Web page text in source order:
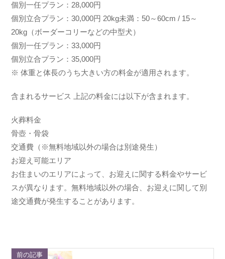
個別一任プラン：28,000円
個別立合プラン：30,000円 20kg未満：50～60cm / 15～
20kg（ボーダーコリーなどの中型犬）
個別一任プラン：33,000円
個別立合プラン：35,000円
※ 体重と体長のうち大きい方の料金が適用されます。
含まれるサービス 上記の料金には以下が含まれます。
火葬料金
骨壺・骨袋
交通費（※無料地域以外の場合は別途発生）
お迎え可能エリア
お住まいのエリアによって、お迎えに関する料金やサービ
スが異なります。無料地域以外の場合、お迎えに関して別
途交通費が発生することがあります。
前の記事